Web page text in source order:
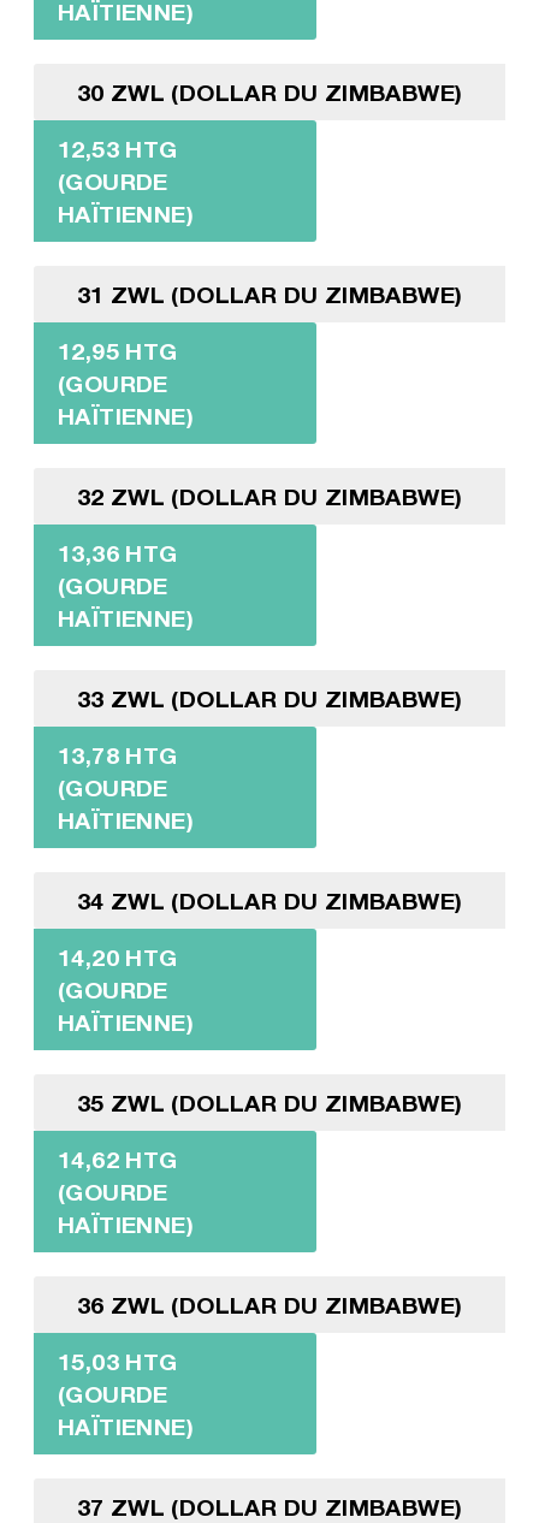
HAÏTIENNE)
30 ZWL (DOLLAR DU ZIMBABWE)
12,53 HTG
(GOURDE
HAÏTIENNE)
31 ZWL (DOLLAR DU ZIMBABWE)
12,95 HTG
(GOURDE
HAÏTIENNE)
32 ZWL (DOLLAR DU ZIMBABWE)
13,36 HTG
(GOURDE
HAÏTIENNE)
33 ZWL (DOLLAR DU ZIMBABWE)
13,78 HTG
(GOURDE
HAÏTIENNE)
34 ZWL (DOLLAR DU ZIMBABWE)
14,20 HTG
(GOURDE
HAÏTIENNE)
35 ZWL (DOLLAR DU ZIMBABWE)
14,62 HTG
(GOURDE
HAÏTIENNE)
36 ZWL (DOLLAR DU ZIMBABWE)
15,03 HTG
(GOURDE
HAÏTIENNE)
37 ZWL (DOLLAR DU ZIMBABWE)